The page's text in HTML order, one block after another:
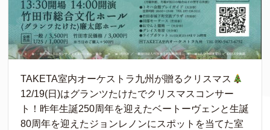
TAKETA室内オーケストラ九州が贈るクリスマス
12/19(日)はグランツたけたでクリスマスコンサー
ト！昨年生誕250周年を迎えたベートーヴェンと生誕
80周年を迎えたジョンレノンにスポットを当てた室